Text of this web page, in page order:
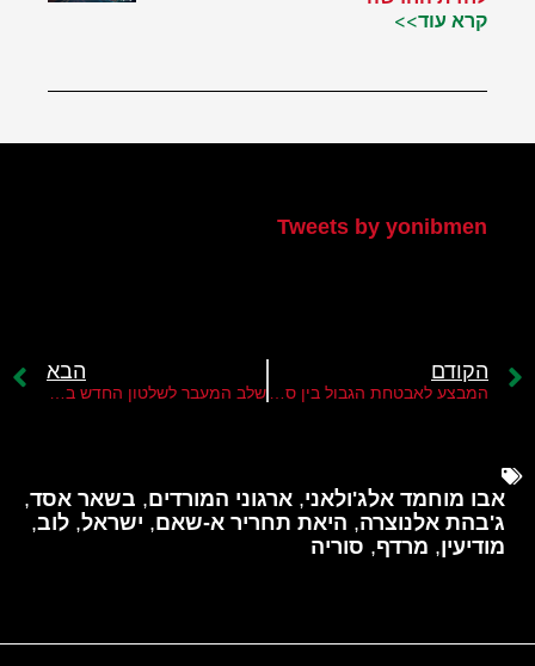
קרא עוד>>
Tweets by yonibmen
הקודם הבא
אבו מוחמד אלג'ולאני, ארגוני המורדים, בשאר אסד,
ג'בהת אלנוצרה, היאת תחריר א-שאם, ישראל, לוב,
מודיעין, מרדף, סוריה